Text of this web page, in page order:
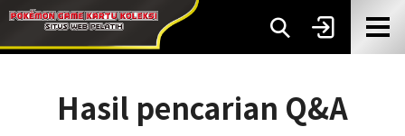
Hasil pencarian Q&A